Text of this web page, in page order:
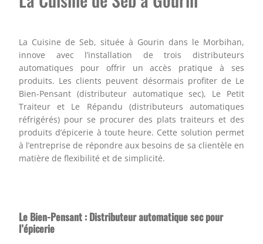
La Cuisine de Seb, située à Gourin dans le Morbihan,
innove avec l’installation de trois distributeurs
automatiques pour offrir un accès pratique à ses
produits. Les clients peuvent désormais profiter de Le
Bien-Pensant (distributeur automatique sec), Le Petit
Traiteur et Le Répandu (distributeurs automatiques
réfrigérés) pour se procurer des plats traiteurs et des
produits d’épicerie à toute heure. Cette solution permet
à l’entreprise de répondre aux besoins de sa clientèle en
matière de flexibilité et de simplicité.
Le Bien-Pensant : Distributeur automatique sec pour
l’épicerie